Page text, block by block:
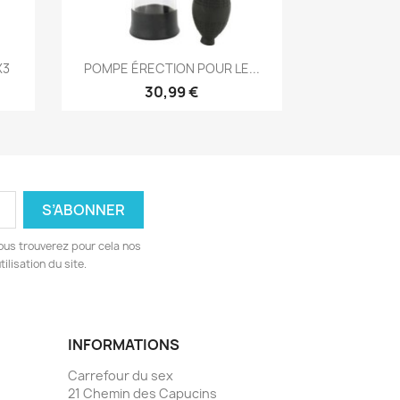
 Aperçu rapide
POMPE ÉRECTION POUR LE...
30,99 €
trouverez pour cela nos
du site.
INFORMATIONS
Carrefour du sex
21 Chemin des Capucins